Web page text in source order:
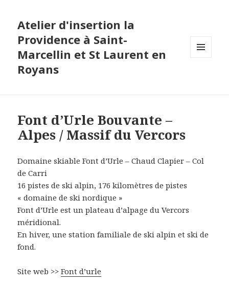
Atelier d'insertion la
Providence à Saint-
Marcellin et St Laurent en
Royans
Font d’Urle Bouvante –
Alpes / Massif du Vercors
Domaine skiable Font d’Urle – Chaud Clapier – Col
de Carri
16 pistes de ski alpin, 176 kilomètres de pistes
« domaine de ski nordique »
Font d’Urle est un plateau d’alpage du Vercors
méridional.
En hiver, une station familiale de ski alpin et ski de
fond.
Site web >>Font d’urle